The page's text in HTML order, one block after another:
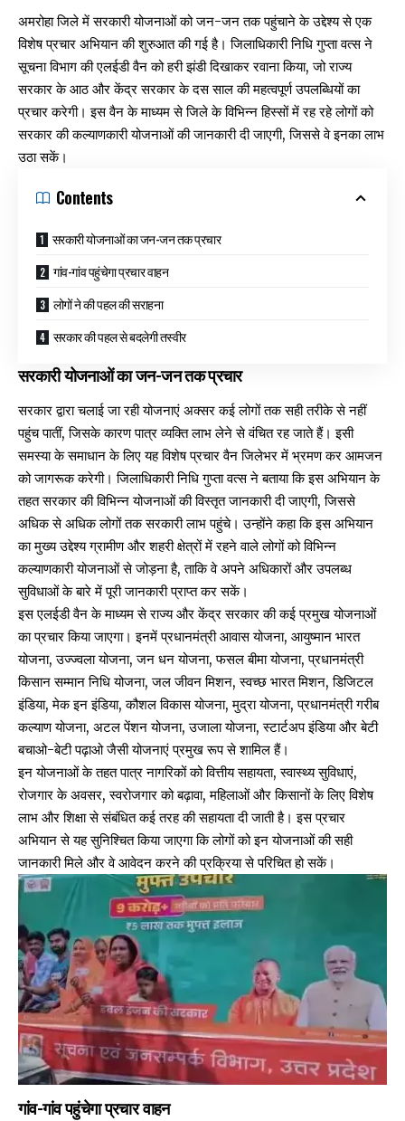
अमरोहा जिले में सरकारी योजनाओं को जन-जन तक पहुंचाने के उद्देश्य से एक
विशेष प्रचार अभियान की शुरुआत की गई है। जिलाधिकारी निधि गुप्ता वत्स ने
सूचना विभाग की एलईडी वैन को हरी झंडी दिखाकर रवाना किया, जो राज्य
सरकार के आठ और केंद्र सरकार के दस साल की महत्वपूर्ण उपलब्धियों का
प्रचार करेगी। इस वैन के माध्यम से जिले के विभिन्न हिस्सों में रह रहे लोगों को
सरकार की कल्याणकारी योजनाओं की जानकारी दी जाएगी, जिससे वे इनका लाभ
उठा सकें।
Contents
सरकारी योजनाओं का जन-जन तक प्रचार
गांव-गांव पहुंचेगा प्रचार वाहन
लोगों ने की पहल की सराहना
सरकार की पहल से बदलेगी तस्वीर
सरकारी योजनाओं का जन-जन तक प्रचार
सरकार द्वारा चलाई जा रही योजनाएं अक्सर कई लोगों तक सही तरीके से नहीं
पहुंच पातीं, जिसके कारण पात्र व्यक्ति लाभ लेने से वंचित रह जाते हैं। इसी
समस्या के समाधान के लिए यह विशेष प्रचार वैन जिलेभर में भ्रमण कर आमजन
को जागरूक करेगी। जिलाधिकारी निधि गुप्ता वत्स ने बताया कि इस अभियान के
तहत सरकार की विभिन्न योजनाओं की विस्तृत जानकारी दी जाएगी, जिससे
अधिक से अधिक लोगों तक सरकारी लाभ पहुंचे। उन्होंने कहा कि इस अभियान
का मुख्य उद्देश्य ग्रामीण और शहरी क्षेत्रों में रहने वाले लोगों को विभिन्न
कल्याणकारी योजनाओं से जोड़ना है, ताकि वे अपने अधिकारों और उपलब्ध
सुविधाओं के बारे में पूरी जानकारी प्राप्त कर सकें।
इस एलईडी वैन के माध्यम से राज्य और केंद्र सरकार की कई प्रमुख योजनाओं
का प्रचार किया जाएगा। इनमें प्रधानमंत्री आवास योजना, आयुष्मान भारत
योजना, उज्ज्वला योजना, जन धन योजना, फसल बीमा योजना, प्रधानमंत्री
किसान सम्मान निधि योजना, जल जीवन मिशन, स्वच्छ भारत मिशन, डिजिटल
इंडिया, मेक इन इंडिया, कौशल विकास योजना, मुद्रा योजना, प्रधानमंत्री गरीब
कल्याण योजना, अटल पेंशन योजना, उजाला योजना, स्टार्टअप इंडिया और बेटी
बचाओ-बेटी पढ़ाओ जैसी योजनाएं प्रमुख रूप से शामिल हैं।
इन योजनाओं के तहत पात्र नागरिकों को वित्तीय सहायता, स्वास्थ्य सुविधाएं,
रोजगार के अवसर, स्वरोजगार को बढ़ावा, महिलाओं और किसानों के लिए विशेष
लाभ और शिक्षा से संबंधित कई तरह की सहायता दी जाती है। इस प्रचार
अभियान से यह सुनिश्चित किया जाएगा कि लोगों को इन योजनाओं की सही
जानकारी मिले और वे आवेदन करने की प्रक्रिया से परिचित हो सकें।
गांव-गांव पहुंचेगा प्रचार वाहन